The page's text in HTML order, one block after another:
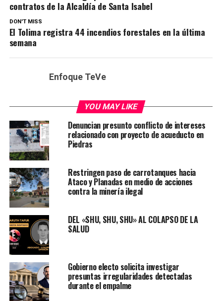
contratos de la Alcaldía de Santa Isabel
DON'T MISS
El Tolima registra 44 incendios forestales en la última
semana
Enfoque TeVe
YOU MAY LIKE
Denuncian presunto conflicto de intereses
relacionado con proyecto de acueducto en
Piedras
Restringen paso de carrotanques hacia
Ataco y Planadas en medio de acciones
contra la minería ilegal
DEL «SHU, SHU, SHU» AL COLAPSO DE LA
SALUD
Gobierno electo solicita investigar
presuntas irregularidades detectadas
durante el empalme